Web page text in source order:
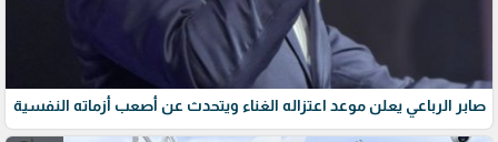
صابر الرباعي يعلن موعد اعتزاله الغناء ويتحدث عن أصعب أزماته النفسية